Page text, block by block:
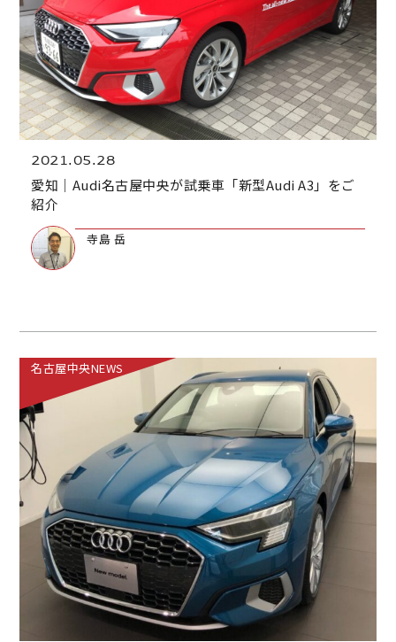
2021.05.28
愛知｜Audi名古屋中央が試乗車「新型Audi A3」をご
紹介
寺島 岳
名古屋中央NEWS